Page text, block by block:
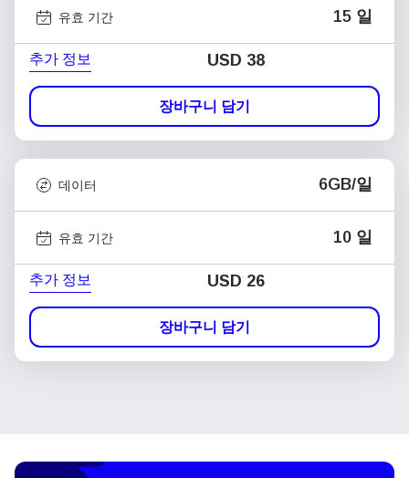
유효 기간 15 일
추가 정보 USD 38
장바구니 담기
데이터 6GB/일
유효 기간 10 일
추가 정보 USD 26
장바구니 담기